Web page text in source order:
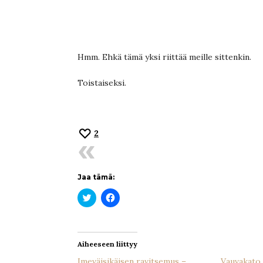
Hmm. Ehkä tämä yksi riittää meille sittenkin.
Toistaiseksi.
2
Jaa tämä:
Jaa
Twitterissä(Avautuu
Jaa
Facebookissa(Avautuu
Aiheeseen liittyy